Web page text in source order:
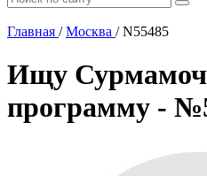
Главная / Москва /N55485
Ищу
программу -